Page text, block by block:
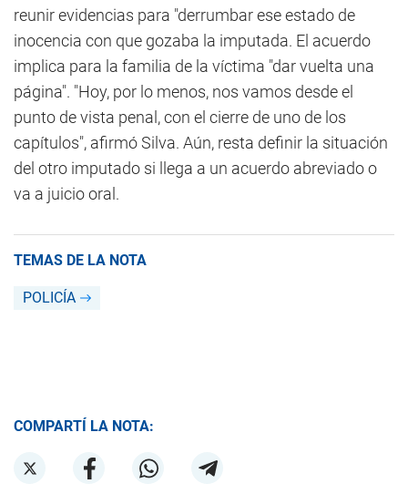
reunir evidencias para "derrumbar ese estado de
inocencia con que gozaba la imputada. El acuerdo
implica para la familia de la víctima "dar vuelta una
página". "Hoy, por lo menos, nos vamos desde el
punto de vista penal, con el cierre de uno de los
capítulos", afirmó Silva. Aún, resta definir la situación
del otro imputado si llega a un acuerdo abreviado o
va a juicio oral.
TEMAS DE LA NOTA
POLICÍA
COMPARTÍ LA NOTA: